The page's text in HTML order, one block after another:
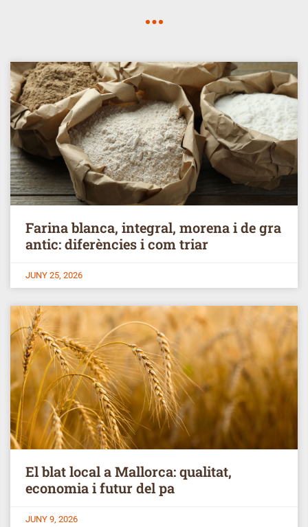
Farina blanca, integral, morena i de gra
antic: diferències i com triar
JUNY 25, 2026
El blat local a Mallorca: qualitat,
economia i futur del pa
JUNY 9, 2026